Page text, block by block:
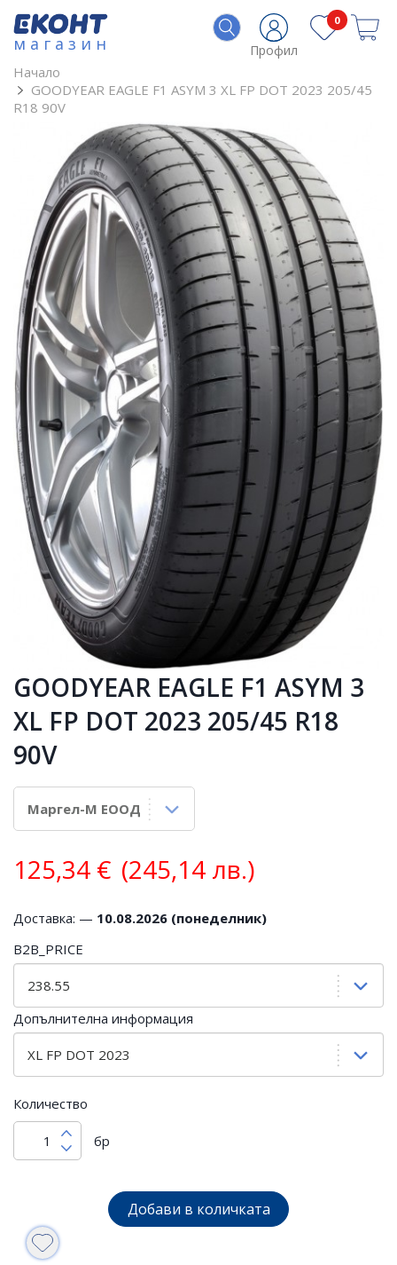
магазин Профил
0
Начало
GOODYEAR EAGLE F1 ASYM 3 XL FP DOT 2023 205/45
R18 90V
GOODYEAR EAGLE F1 ASYM 3
XL FP DOT 2023 205/45 R18
90V
125,34 € (245,14 лв.)
Доставка: — 10.08.2026 (понеделник)
B2B_PRICE
Допълнителна информация
Количество
бр
Добави в количката